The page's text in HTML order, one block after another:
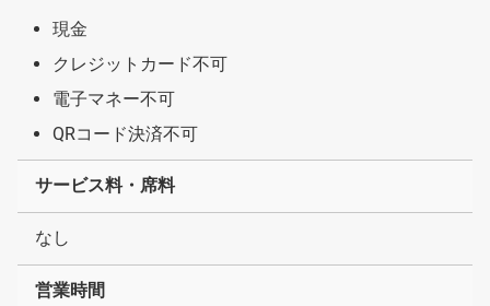
現金
クレジットカード不可
電子マネー不可
QRコード決済不可
サービス料・席料
なし
営業時間